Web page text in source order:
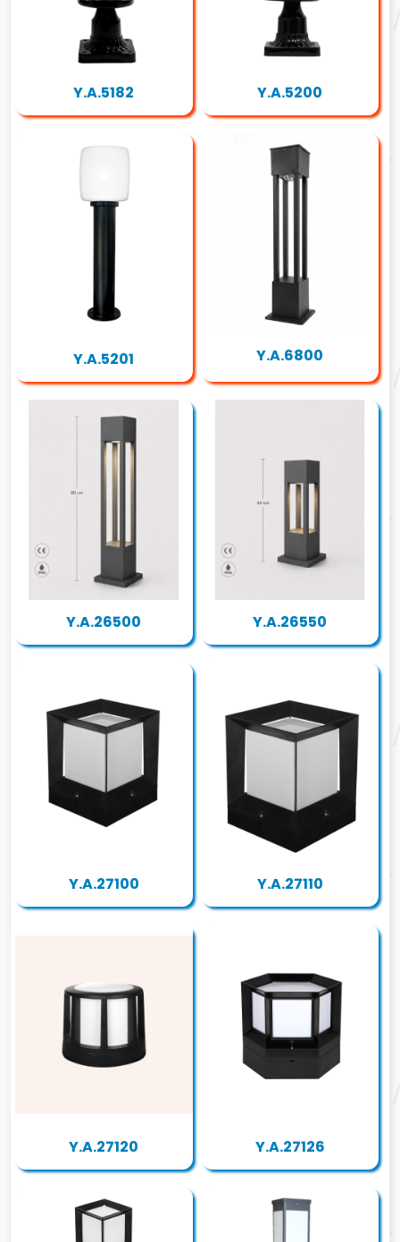
Y.A.5182 Y.A.5200
Y.A.5201 Y.A.6800
Y.A.26500 Y.A.26550
Y.A.27100 Y.A.27110
Y.A.27120 Y.A.27126